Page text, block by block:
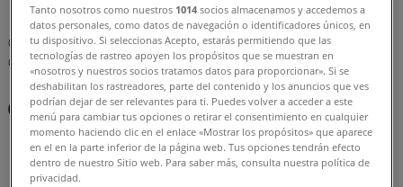
Bata | Avenida Kennedy 9001 Local 1053
Mapa
Mapa
Ofertas de Bata en Las Condes
Tanto nosotros como nuestros 1014 socios almacenamos y accedemos a
datos personales, como datos de navegación o identificadores únicos, en
tu dispositivo. Si seleccionas Acepto, estarás permitiendo que las
tecnologías de rastreo apoyen los propósitos que se muestran en
«nosotros y nuestros socios tratamos datos para proporcionar». Si se
deshabilitan los rastreadores, parte del contenido y los anuncios que ves
podrían dejar de ser relevantes para ti. Puedes volver a acceder a este
menú para cambiar tus opciones o retirar el consentimiento en cualquier
momento haciendo clic en el enlace «Mostrar los propósitos» que aparece
en el en la parte inferior de la página web. Tus opciones tendrán efecto
dentro de nuestro Sitio web. Para saber más, consulta nuestra política de
privacidad.